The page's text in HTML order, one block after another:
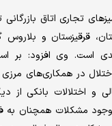
تجاری اتاق
حدود ۸۰درصدی است. وی
در همکاری‌های
و اختلالات بانکی